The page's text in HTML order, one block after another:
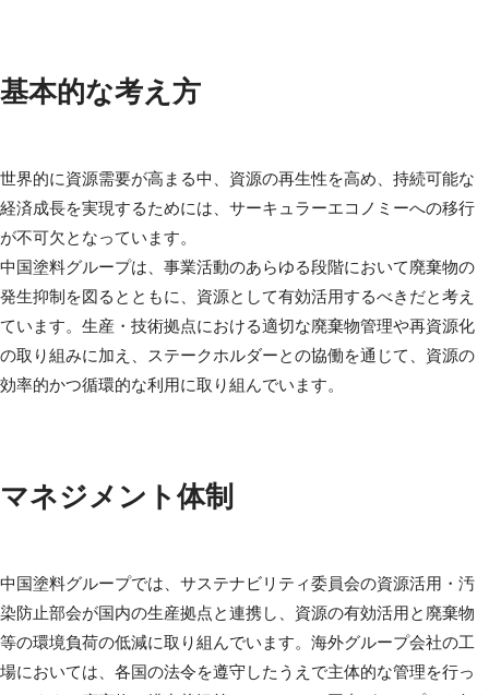
基本的な考え方
世界的に資源需要が高まる中、資源の再生性を高め、持続可能な
経済成長を実現するためには、サーキュラーエコノミーへの移行
が不可欠となっています。
中国塗料グループは、事業活動のあらゆる段階において廃棄物の
発生抑制を図るとともに、資源として有効活用するべきだと考え
ています。生産・技術拠点における適切な廃棄物管理や再資源化
の取り組みに加え、ステークホルダーとの協働を通じて、資源の
効率的かつ循環的な利用に取り組んでいます。
マネジメント体制
中国塗料グループでは、サステナビリティ委員会の資源活用・汚
染防止部会が国内の生産拠点と連携し、資源の有効活用と廃棄物
等の環境負荷の低減に取り組んでいます。海外グループ会社の工
場においては、各国の法令を遵守したうえで主体的な管理を行っ